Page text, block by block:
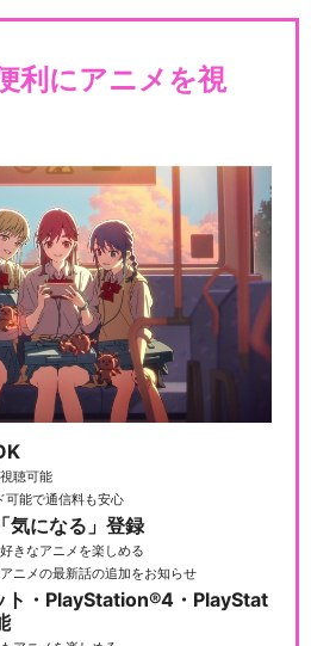
デジモンアドベンチャー tri.
デジモンアドベンチャー tri.
第５章「共生」
デジモンアドベンチャー tri.
第６章「ぼく…
デジモンアドベンチャー LAS
T EVOLUT…
利にアニメを視
聴可能
可能で通信料も安心
気になる」登録
きなアニメを楽しめる
ニメの最新話の追加をお知らせ
ト・PlayStation®4・PlayStat